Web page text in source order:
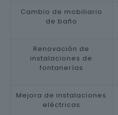
Cambio de mobiliario
de baño
Renovación de
instalaciones de
fontanerías
Mejora de instalaciones
eléctricas